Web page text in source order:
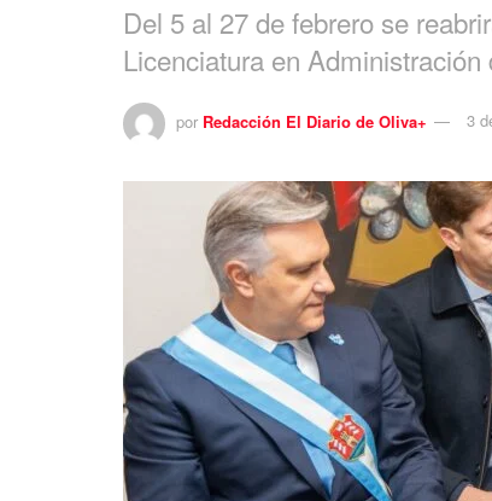
Del 5 al 27 de febrero se
Licenciatura en
por Redacción El Diario de Oliva+ 3